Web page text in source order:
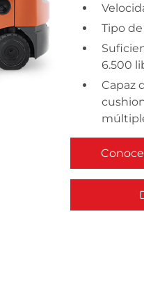
Tipo
6.500
Capaz